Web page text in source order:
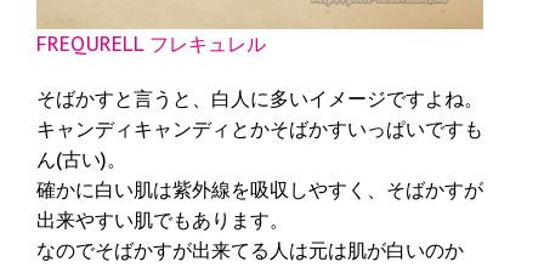
FREQURELL フレキュレル
そばかすと言うと、白人に多いイメージですよね。
キャンディキャンディとかそばかすいっぱいですも
ん(古い)。
確かに白い肌は紫外線を吸収しやすく、そばかすが
出来やすい肌でもあります。
なのでそばかすが出来てる人は元は肌が白いのか